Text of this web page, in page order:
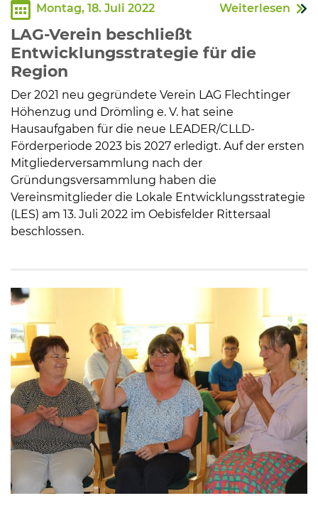
Montag, 18. Juli 2022 Weiterlesen
LAG-Verein beschließt
Entwicklungsstrategie für die
Region
Der 2021 neu gegründete Verein LAG Flechtinger
Höhenzug und Drömling e. V. hat seine
Hausaufgaben für die neue LEADER/CLLD-
Förderperiode 2023 bis 2027 erledigt. Auf der ersten
Mitgliederversammlung nach der
Gründungsversammlung haben die
Vereinsmitglieder die Lokale Entwicklungsstrategie
(LES) am 13. Juli 2022 im Oebisfelder Rittersaal
beschlossen.